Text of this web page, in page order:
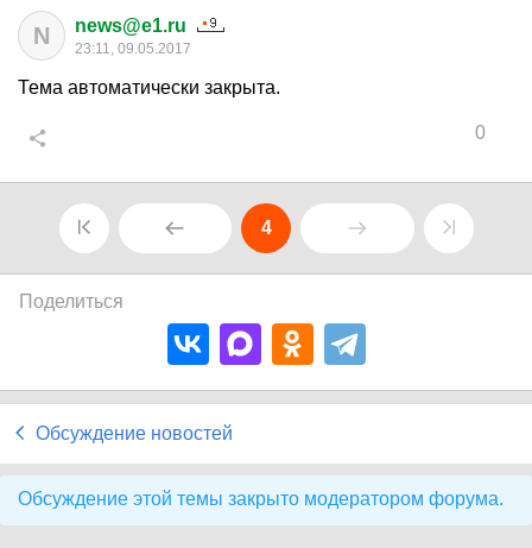
N news@e1.ru
23:11, 09.05.2017
Тема автоматически закрыта.
0
4
Поделиться
Обсуждение новостей
Обсуждение этой темы закрыто модератором форума.